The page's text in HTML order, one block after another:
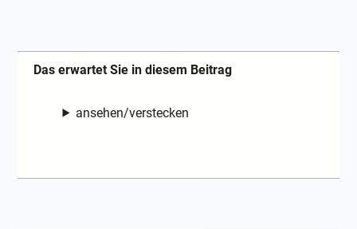
Das erwartet Sie in diesem Beitrag
ansehen/verstecken